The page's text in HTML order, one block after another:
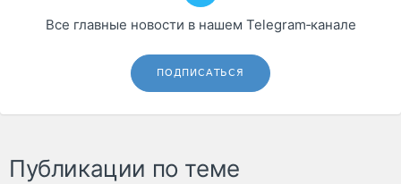
Все главные новости в нашем Telegram‑канале
ПОДПИСАТЬСЯ
Публикации по теме